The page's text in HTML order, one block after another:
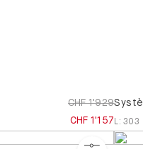
CHF 1'929
CHF 1'157L : 303